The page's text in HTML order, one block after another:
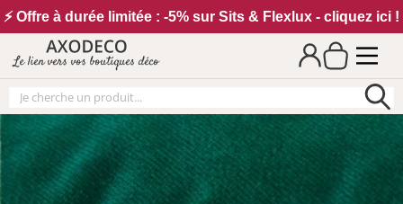
⚡ Offre à durée limitée : -5% sur Sits & Flexlux - cliquez ici !
Le lien vers vos boutiques déco
Vos paramètres cookies